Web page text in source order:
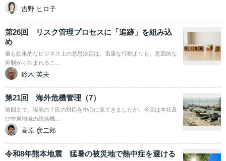
吉野 ヒロ子
第26回 リスク管理プロセスに「追跡」を組み込
め
最も効果的なビジネス上の意思決定は、迅速な行動よりも、意図的な
抑制から生まれるこ…
鈴木 英夫
第21回 海外危機管理（7）
前回まで、現地のＴ氏の対応を中心に見てきましたが、今回は本社及
び中東地域の統括機…
高原 彦二郎
令和8年熊本地震 猛暑の被災地で熱中症を避ける